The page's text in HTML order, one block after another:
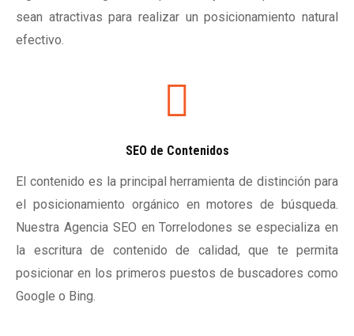
sean atractivas para realizar un posicionamiento natural
efectivo.
SEO de Contenidos
El contenido es la principal herramienta de distinción para
el posicionamiento orgánico en motores de búsqueda.
Nuestra Agencia SEO en Torrelodones se especializa en
la escritura de contenido de calidad, que te permita
posicionar en los primeros puestos de buscadores como
Google o Bing.